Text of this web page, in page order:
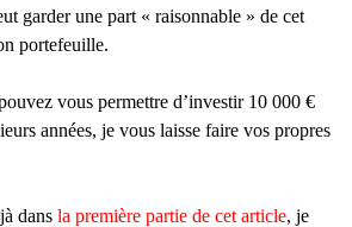
garder une part « raisonnable » de cet
portefeuille.
vous permettre d’investir 10 000 €
années, je vous laisse faire vos propres
dans la première partie de cet article, je